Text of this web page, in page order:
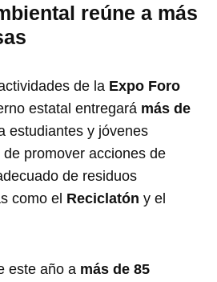
reúne a más
de la Expo Foro
estatal entregará más de
estudiantes y jóvenes
promover acciones de
de residuos
como el Reciclatón y el
este año a más de 85